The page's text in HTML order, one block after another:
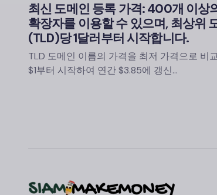
최신 도메인 등록 가격: 400개 이상
확장자를 이용할 수 있으며, 최상위
(TLD)당 1달러부터 시작합니다.
TLD 도메인 이름의 가격을 최저 가격으로 비
$1부터 시작하여 연간 $3.85에 갱신…